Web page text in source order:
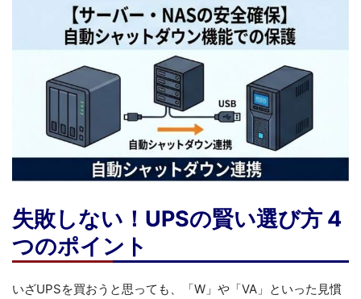
失敗しない！UPSの賢い選び方 4
つのポイント
いざUPSを買おうと思っても、「W」や「VA」といった見慣